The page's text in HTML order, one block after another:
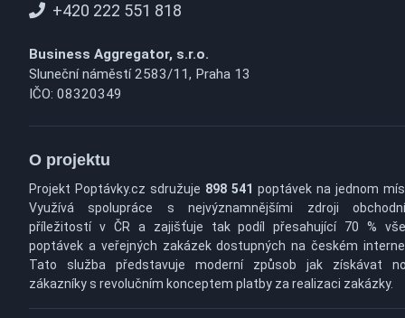
+420 222 551 818
Business Aggregator, s.r.o.
Sluneční náměstí 2583/11, Praha 13
IČO: 08320349
O projektu
Projekt Poptávky.cz sdružuje 898 541 poptávek na jednom
Využívá spolupráce s nejvýznamnějšími zdroji
příležitostí v ČR a zajišťuje tak podíl přesahující 70 %
poptávek a veřejných zakázek dostupných na českém
Tato služba představuje moderní způsob jak získávat
zákazníky s revolučním konceptem platby za realizaci zakázky.